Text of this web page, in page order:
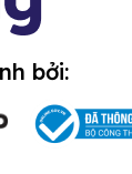
bởi: